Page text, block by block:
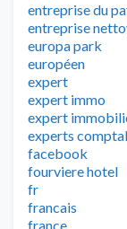
entreprise du
entreprise
europa park
européen
expert
expert immo
expert
experts
facebook
fourviere hotel
fr
francais
france